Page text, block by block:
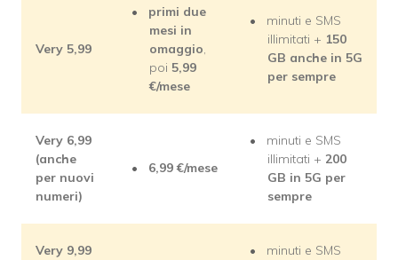
Very 5,99
primi due
mesi in
omaggio,
poi 5,99
€/mese
minuti e SMS
illimitati + 150
GB anche in 5G
per sempre
Very 6,99
(anche
per nuovi
numeri)
6,99 €/mese
minuti e SMS
illimitati + 200
GB in 5G per
sempre
Very 9,99
minuti e SMS